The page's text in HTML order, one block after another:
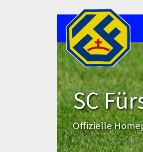
SC
Offizielle